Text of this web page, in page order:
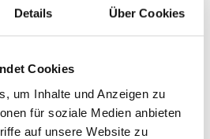
Details Über Cookies
Cookies
um Inhalte und Anzeigen zu
für soziale Medien anbieten
auf unsere Website zu
persönlich mit.